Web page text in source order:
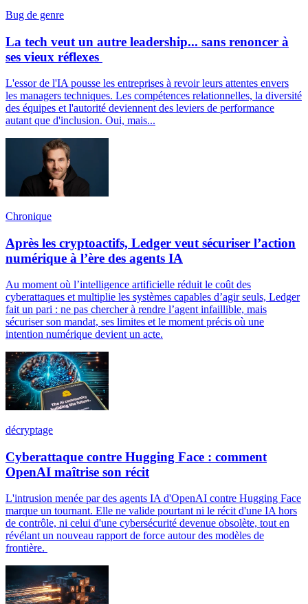
Bug de genre
La tech veut un autre leadership... sans renoncer à
ses vieux réflexes
L'essor de l'IA pousse les entreprises à revoir leurs attentes envers
les managers techniques. Les compétences relationnelles, la diversité
des équipes et l'autorité deviennent des leviers de performance
autant que d'inclusion. Oui, mais...
Chronique
Après les cryptoactifs, Ledger veut sécuriser l’action
numérique à l’ère des agents IA
Au moment où l’intelligence artificielle réduit le coût des
cyberattaques et multiplie les systèmes capables d’agir seuls, Ledger
fait un pari : ne pas chercher à rendre l’agent infaillible, mais
sécuriser son mandat, ses limites et le moment précis où une
intention numérique devient un acte.
décryptage
Cyberattaque contre Hugging Face : comment
OpenAI maîtrise son récit
L'intrusion menée par des agents IA d'OpenAI contre Hugging Face
marque un tournant. Elle ne valide pourtant ni le récit d'une IA hors
de contrôle, ni celui d'une cybersécurité devenue obsolète, tout en
révélant un nouveau rapport de force autour des modèles de
frontière.